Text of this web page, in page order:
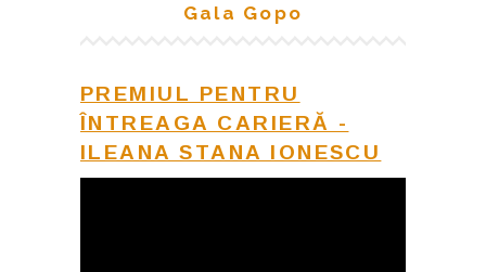
Gala Gopo
PREMIUL PENTRU
ÎNTREAGA CARIERĂ -
ILEANA STANA IONESCU